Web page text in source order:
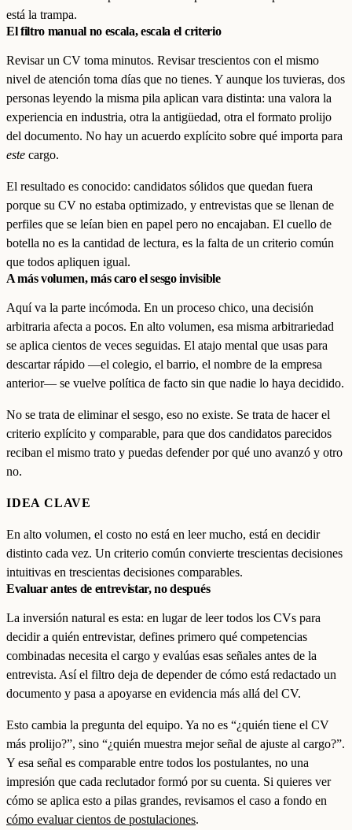
está la trampa.
El filtro manual no escala, escala el criterio
Revisar un CV toma minutos. Revisar trescientos con el mismo
nivel de atención toma días que no tienes. Y aunque los tuvieras, dos
personas leyendo la misma pila aplican vara distinta: una valora la
experiencia en industria, otra la antigüedad, otra el formato prolijo
del documento. No hay un acuerdo explícito sobre qué importa para
este cargo.
El resultado es conocido: candidatos sólidos que quedan fuera
porque su CV no estaba optimizado, y entrevistas que se llenan de
perfiles que se leían bien en papel pero no encajaban. El cuello de
botella no es la cantidad de lectura, es la falta de un criterio común
que todos apliquen igual.
A más volumen, más caro el sesgo invisible
Aquí va la parte incómoda. En un proceso chico, una decisión
arbitraria afecta a pocos. En alto volumen, esa misma arbitrariedad
se aplica cientos de veces seguidas. El atajo mental que usas para
descartar rápido —el colegio, el barrio, el nombre de la empresa
anterior— se vuelve política de facto sin que nadie lo haya decidido.
No se trata de eliminar el sesgo, eso no existe. Se trata de hacer el
criterio explícito y comparable, para que dos candidatos parecidos
reciban el mismo trato y puedas defender por qué uno avanzó y otro
no.
IDEA CLAVE
En alto volumen, el costo no está en leer mucho, está en decidir
distinto cada vez. Un criterio común convierte trescientas decisiones
intuitivas en trescientas decisiones comparables.
Evaluar antes de entrevistar, no después
La inversión natural es esta: en lugar de leer todos los CVs para
decidir a quién entrevistar, defines primero qué competencias
combinadas necesita el cargo y evalúas esas señales antes de la
entrevista. Así el filtro deja de depender de cómo está redactado un
documento y pasa a apoyarse en evidencia más allá del CV.
Esto cambia la pregunta del equipo. Ya no es “¿quién tiene el CV
más prolijo?”, sino “¿quién muestra mejor señal de ajuste al cargo?”.
Y esa señal es comparable entre todos los postulantes, no una
impresión que cada reclutador formó por su cuenta. Si quieres ver
cómo se aplica esto a pilas grandes, revisamos el caso a fondo en
cómo evaluar cientos de postulaciones.